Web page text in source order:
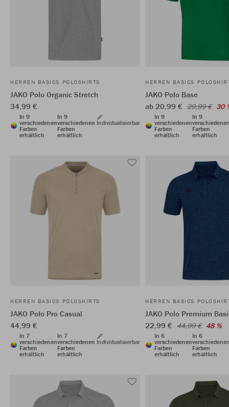
HERREN BASICS POLOSHIRTS
JAKO Polo Organic Stretch
34,99 €
In 9
verschiedenen
Farben
erhältlich
In 9
verschiedenen
Farben
erhältlich
Individualisierbar
HERREN BASICS
JAKO Polo Base
ab 20,99 € 29,99 € 30
In 9
verschiedenen
Farben
erhältlich
In 9
Farben
erhältlich
HERREN BASICS POLOSHIRTS
JAKO Polo Pro Casual
44,99 €
In 7
verschiedenen
Farben
erhältlich
In 7
verschiedenen
Farben
erhältlich
Individualisierbar
HERREN BASICS
JAKO Polo Premium
22,99 € 44,99 € 48 %
In 6
verschiedenen
Farben
erhältlich
In 6
Farben
erhältlich